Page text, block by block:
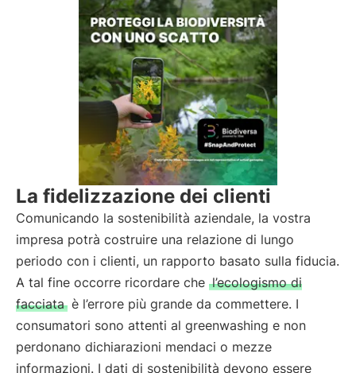
La fidelizzazione dei clienti
Comunicando la sostenibilità aziendale, la vostra
impresa potrà costruire una relazione di lungo
periodo con i clienti, un rapporto basato sulla fiducia.
A tal fine occorre ricordare che l’ecologismo di
facciata è l’errore più grande da commettere. I
consumatori sono attenti al greenwashing e non
perdonano dichiarazioni mendaci o mezze
informazioni. I dati di sostenibilità devono essere